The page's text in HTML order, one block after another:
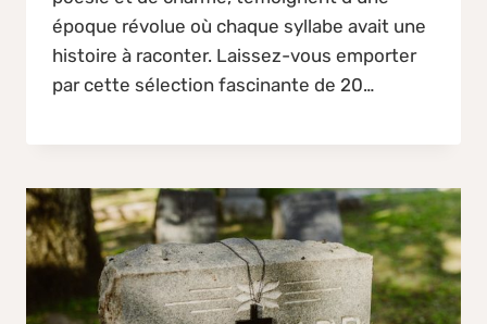
époque révolue où chaque syllabe avait une
histoire à raconter. Laissez-vous emporter
par cette sélection fascinante de 20…